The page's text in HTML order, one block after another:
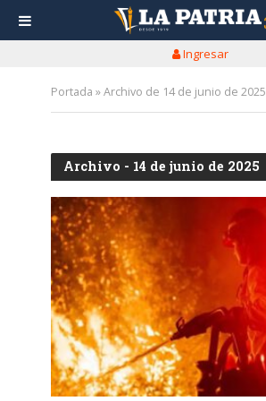
Ingresar
Portada »Archivo de 14 de junio de 2025
Archivo - 14 de junio de 2025